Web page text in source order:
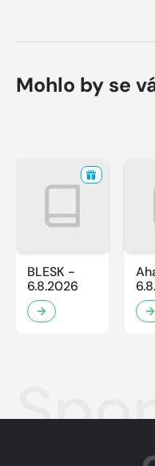
Mohlo by se
BLESK -
6.8.2026